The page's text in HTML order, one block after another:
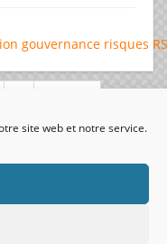
site web et notre service.
gouvernance risques